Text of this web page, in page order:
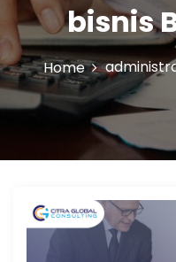
bisnis
Home